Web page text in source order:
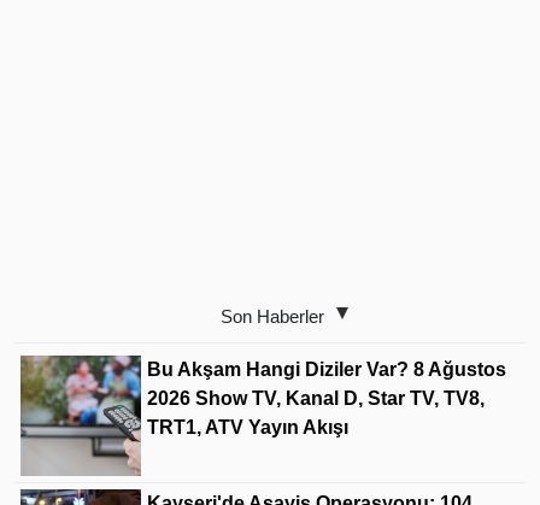
Son Haberler
Bu Akşam Hangi Diziler Var? 8 Ağustos
2026 Show TV, Kanal D, Star TV, TV8,
TRT1, ATV Yayın Akışı